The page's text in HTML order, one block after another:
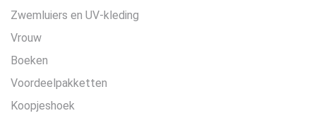
Zwemluiers en UV-kleding
Vrouw
Boeken
Voordeelpakketten
Koopjeshoek